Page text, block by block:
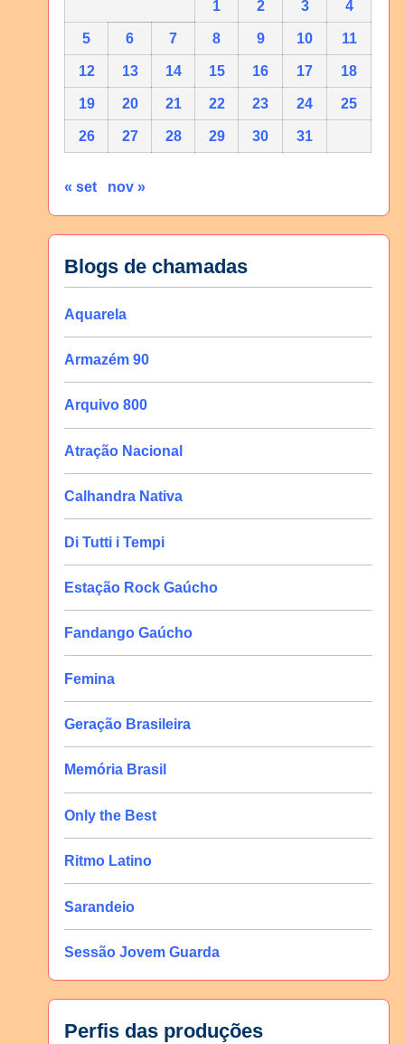
1 2 3 4
5 6 7 8 9 10 11
12 13 14 15 16 17 18
19 20 21 22 23 24 25
26 27 28 29 30 31
« set nov »
Blogs de chamadas
Aquarela
Armazém 90
Arquivo 800
Atração Nacional
Calhandra Nativa
Di Tutti i Tempi
Estação Rock Gaúcho
Fandango Gaúcho
Femina
Geração Brasileira
Memória Brasil
Only the Best
Ritmo Latino
Sarandeio
Sessão Jovem Guarda
Perfis das produções